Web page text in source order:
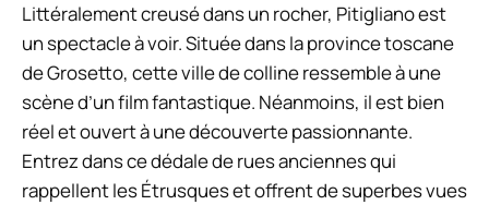
Littéralement creusé dans un rocher, Pitigliano est
un spectacle à voir. Située dans la province toscane
de Grosetto, cette ville de colline ressemble à une
scène d’un film fantastique. Néanmoins, il est bien
réel et ouvert à une découverte passionnante.
Entrez dans ce dédale de rues anciennes qui
rappellent les Étrusques et offrent de superbes vues